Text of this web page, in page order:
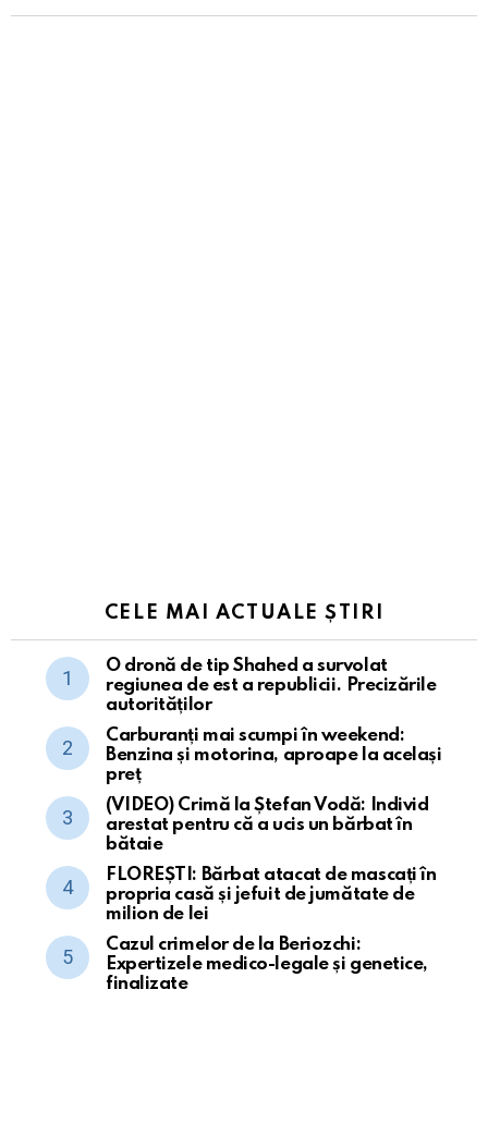
CELE MAI ACTUALE ȘTIRI
O dronă de tip Shahed a survolat
regiunea de est a republicii. Precizările
autorităților
Carburanți mai scumpi în weekend:
Benzina și motorina, aproape la același
preț
(VIDEO) Crimă la Ștefan Vodă: Individ
arestat pentru că a ucis un bărbat în
bătaie
FLOREȘTI: Bărbat atacat de mascați în
propria casă și jefuit de jumătate de
milion de lei
Cazul crimelor de la Beriozchi:
Expertizele medico-legale și genetice,
finalizate